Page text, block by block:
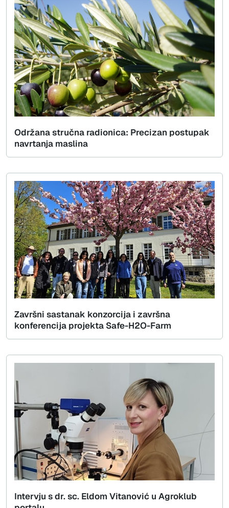
Održana stručna radionica: Precizan postupak
navrtanja maslina
Završni sastanak konzorcija i završna
konferencija projekta Safe-H2O-Farm
Intervju s dr. sc. Eldom Vitanović u Agroklub